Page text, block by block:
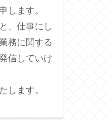
します。
、仕事にし
務に関する
信していけ
します。